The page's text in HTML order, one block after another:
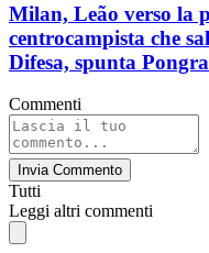
Milan, Leão verso la
centrocampista che
Difesa, spunta
Commenti
Invia Commento
Tutti
Leggi altri commenti